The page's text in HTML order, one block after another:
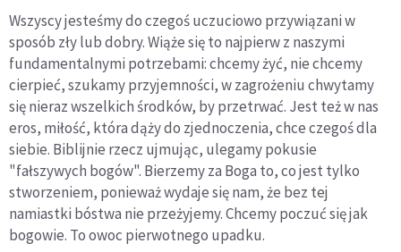
Wszyscy jesteśmy do czegoś uczuciowo przywiązani w
sposób zły lub dobry. Wiąże się to najpierw z naszymi
fundamentalnymi potrzebami: chcemy żyć, nie chcemy
cierpieć, szukamy przyjemności, w zagrożeniu chwytamy
się nieraz wszelkich środków, by przetrwać. Jest też w nas
eros, miłość, która dąży do zjednoczenia, chce czegoś dla
siebie. Biblijnie rzecz ujmując, ulegamy pokusie
"fałszywych bogów". Bierzemy za Boga to, co jest tylko
stworzeniem, ponieważ wydaje się nam, że bez tej
namiastki bóstwa nie przeżyjemy. Chcemy poczuć się jak
bogowie. To owoc pierwotnego upadku.